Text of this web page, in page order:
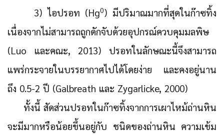
3) ไอปรอท (Hg0) มีปริมาณมากที่สุดในก๊าซทิ้ง
เนื่องจากไม่สามารถถูกดักจับด้วยอุปกรณ์ควบคุมมลพิษ
(Luo และคณะ, 2013) ปรอทในลักษณะนี้จึงสามารถ
แพร่กระจายในบรรยากาศไปได้โดยง่าย และคงอยู่นาน
ถึง 0.5-2 ปี (Galbreath และ Zygarlicke, 2000)
ทั้งนี้ สัดส่วนปรอทในก๊าซทิ้งจากการเผาไหม้ถ่านหิน
จะมีมากหรือน้อยขึ้นอยู่กับ ชนิดของถ่านหิน ความเข้ม